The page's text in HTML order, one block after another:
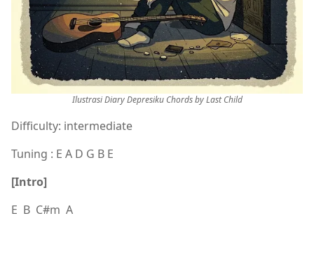
Ilustrasi Diary Depresiku Chords by Last Child
Difficulty: intermediate
Tuning : E A D G B E
[Intro]
E B C#m A